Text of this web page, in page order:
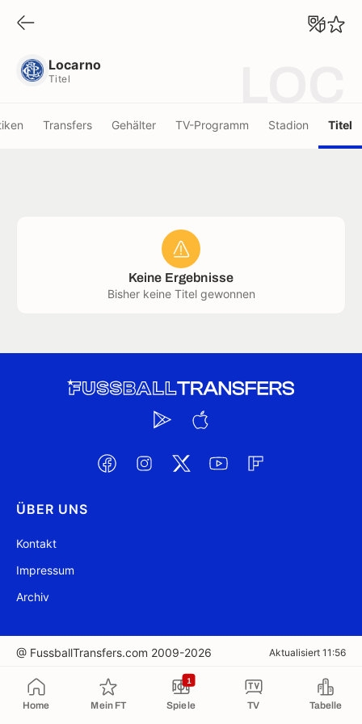
Home Mein FT Spiele
1
TV Tabelle
Locarno
Titel
Transfers Gehälter TV-Programm Stadion Titel
Keine Ergebnisse
Bisher keine Titel gewonnen
ÜBER UNS
Kontakt
Impressum
Archiv
@ FussballTransfers.com 2009-2026 Aktualisiert 11:56
In die Zwischenablage kopiert